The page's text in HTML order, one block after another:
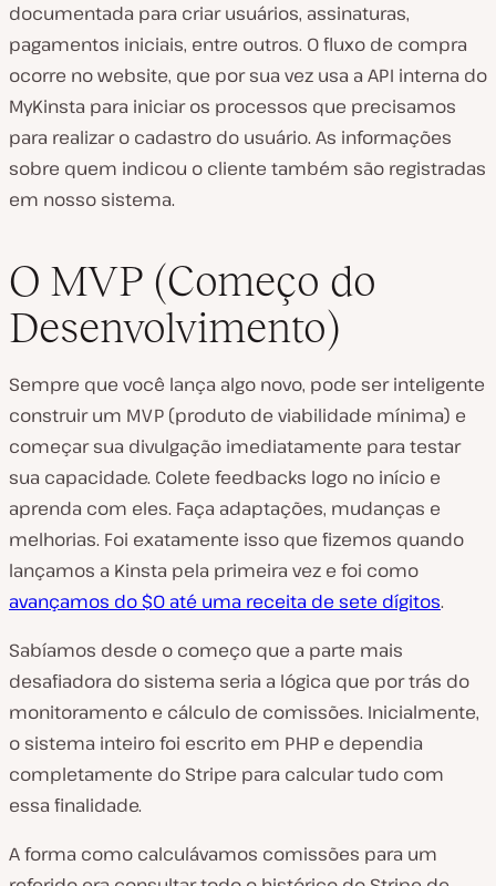
documentada para criar usuários, assinaturas,
pagamentos iniciais, entre outros. O fluxo de compra
ocorre no website, que por sua vez usa a API interna do
MyKinsta para iniciar os processos que precisamos
para realizar o cadastro do usuário. As informações
sobre quem indicou o cliente também são registradas
em nosso sistema.
O MVP (Começo do
Desenvolvimento)
Sempre que você lança algo novo, pode ser inteligente
construir um MVP (produto de viabilidade mínima) e
começar sua divulgação imediatamente para testar
sua capacidade. Colete feedbacks logo no início e
aprenda com eles. Faça adaptações, mudanças e
melhorias. Foi exatamente isso que fizemos quando
lançamos a Kinsta pela primeira vez e foi como
avançamos do $0 até uma receita de sete dígitos.
Sabíamos desde o começo que a parte mais
desafiadora do sistema seria a lógica que por trás do
monitoramento e cálculo de comissões. Inicialmente,
o sistema inteiro foi escrito em PHP e dependia
completamente do Stripe para calcular tudo com
essa finalidade.
A forma como calculávamos comissões para um